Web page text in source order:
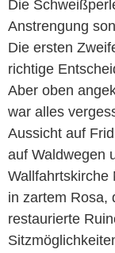
Die
Anstrengung
Die ersten
richtige
Aber oben
war alles
Aussicht auf
auf Waldwegen
Wallfahrtskirche
in zartem Rosa,
restaurierte